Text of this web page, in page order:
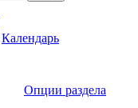
Календарь
Опции раздела